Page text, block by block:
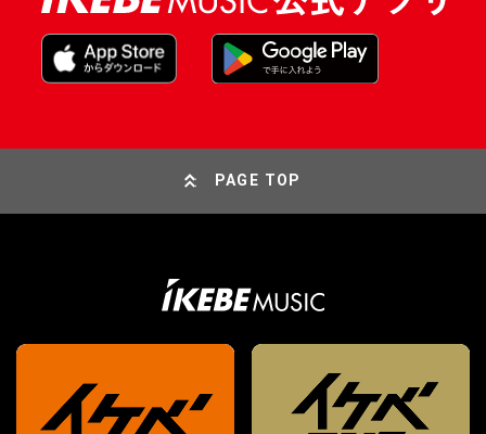
PAGE TOP